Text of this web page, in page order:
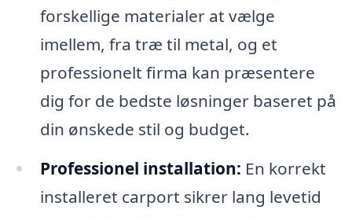
forskellige materialer at vælge
imellem, fra træ til metal, og et
professionelt firma kan præsentere
dig for de bedste løsninger baseret på
din ønskede stil og budget.
Professionel installation: En korrekt
installeret carport sikrer lang levetid